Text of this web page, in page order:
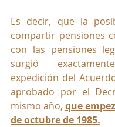
Es decir, que la
compartir pensiones
con las pensiones
surgió
expedición del
aprobado por el
mismo año, que
de octubre de 1985.